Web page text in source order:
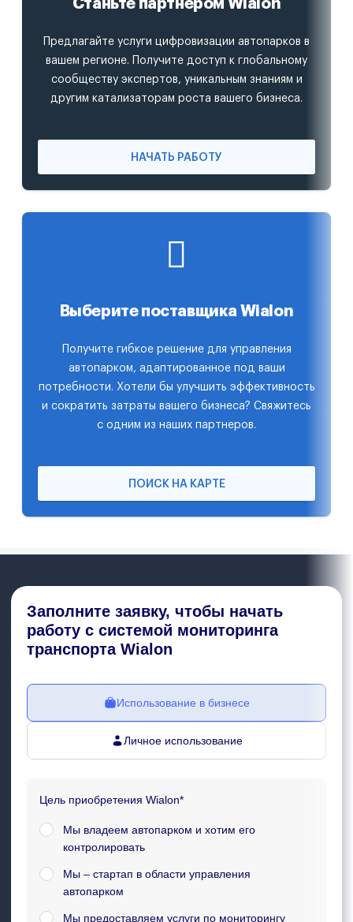
Станьте партнером Wialon
Предлагайте услуги цифровизации автопарков в
вашем регионе. Получите доступ к глобальному
сообществу экспертов, уникальным знаниям и
другим катализаторам роста вашего бизнеса.
НАЧАТЬ РАБОТУ
Выберите поставщика Wialon
Получите гибкое решение для управления
автопарком, адаптированное под ваши
потребности. Хотели бы улучшить эффективность
и сократить затраты вашего бизнеса? Свяжитесь
с одним из наших партнеров.
ПОИСК НА КАРТЕ